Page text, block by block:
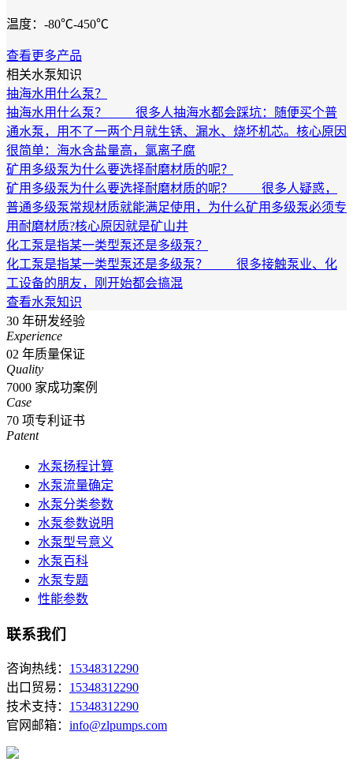
温度：-80℃-450℃
查看更多产品
相关水泵知识
抽海水用什么泵？
抽海水用什么泵？ 很多人抽海水都会踩坑：随便买个普
通水泵，用不了一两个月就生锈、漏水、烧坏机芯。核心原因
很简单：海水含盐量高，氯离子腐
矿用多级泵为什么要选择耐磨材质的呢？
矿用多级泵为什么要选择耐磨材质的呢？ 很多人疑惑，
普通多级泵常规材质就能满足使用，为什么矿用多级泵必须专
用耐磨材质?核心原因就是矿山井
化工泵是指某一类型泵还是多级泵？
化工泵是指某一类型泵还是多级泵？ 很多接触泵业、化
工设备的朋友，刚开始都会搞混
查看水泵知识
30 年研发经验
Experience
02 年质量保证
Quality
7000 家成功案例
Case
70 项专利证书
Patent
水泵扬程计算
水泵流量确定
水泵分类参数
水泵参数说明
水泵型号意义
水泵百科
水泵专题
性能参数
联系我们
咨询热线： 15348312290
出口贸易： 15348312290
技术支持： 15348312290
官网邮箱： info@zlpumps.com